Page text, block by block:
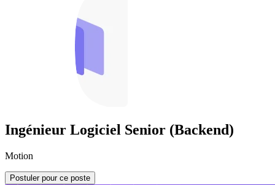
Ingénieur Logiciel Senior (Backend)
Motion
Postuler pour ce poste